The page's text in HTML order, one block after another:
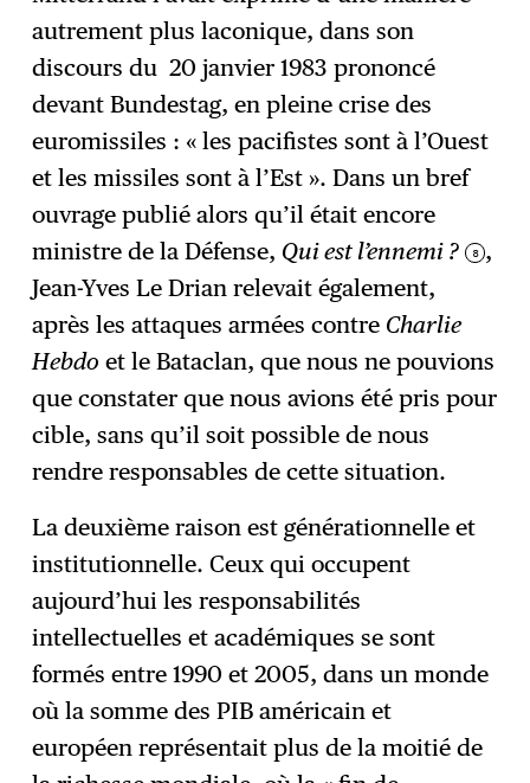
autrement plus laconique, dans son
discours du 20 janvier 1983 prononcé
devant Bundestag, en pleine crise des
euromissiles : « les pacifistes sont à l’Ouest
et les missiles sont à l’Est ». Dans un bref
ouvrage publié alors qu’il était encore
ministre de la Défense, Qui est l’ennemi ? 8 ,
Jean-Yves Le Drian relevait également,
après les attaques armées contre Charlie
Hebdo et le Bataclan, que nous ne pouvions
que constater que nous avions été pris pour
cible, sans qu’il soit possible de nous
rendre responsables de cette situation.
La deuxième raison est générationnelle et
institutionnelle. Ceux qui occupent
aujourd’hui les responsabilités
intellectuelles et académiques se sont
formés entre 1990 et 2005, dans un monde
où la somme des PIB américain et
européen représentait plus de la moitié de